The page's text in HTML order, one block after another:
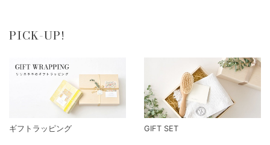
PICK-UP!
ギフトラッピング GIFT SET